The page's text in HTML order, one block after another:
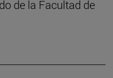
de la Facultad de